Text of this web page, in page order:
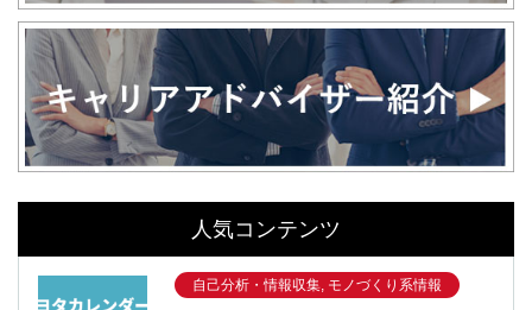
人気コンテンツ
自己分析・情報収集, モノづくり系情報